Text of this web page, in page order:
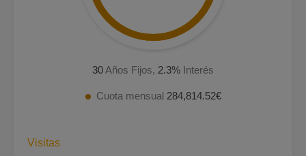
30Años Fijos, 2.3% Interés
Cuota mensual 284,814.52€
Visitas